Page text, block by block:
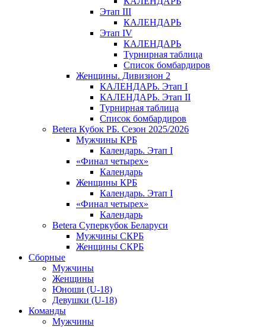
Этап III
КАЛЕНДАРЬ
Этап IV
КАЛЕНДАРЬ
Турнирная таблица
Список бомбардиров
Женщины. Дивизион 2
КАЛЕНДАРЬ. Этап I
КАЛЕНДАРЬ. Этап II
Турнирная таблица
Список бомбардиров
Betera Кубок РБ. Сезон 2025/2026
Мужчины КРБ
Календарь. Этап I
«Финал четырех»
Календарь
Женщины КРБ
Календарь. Этап I
«Финал четырех»
Календарь
Betera Суперкубок Беларуси
Мужчины СКРБ
Женщины СКРБ
Сборные
Мужчины
Женщины
Юноши (U-18)
Девушки (U-18)
Команды
Мужчины